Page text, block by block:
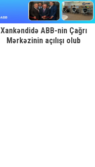
Xankəndidə ABB-nin Çağrı
Mərkəzinin açılışı olub